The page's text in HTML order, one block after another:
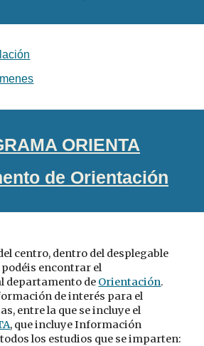
ORIENTA
de Orientación
centro, dentro del desplegable
podéis encontrar el
departamento de Orientación.
de interés para el
entre la que se incluye el
, que incluye Información
los estudios que se imparten: